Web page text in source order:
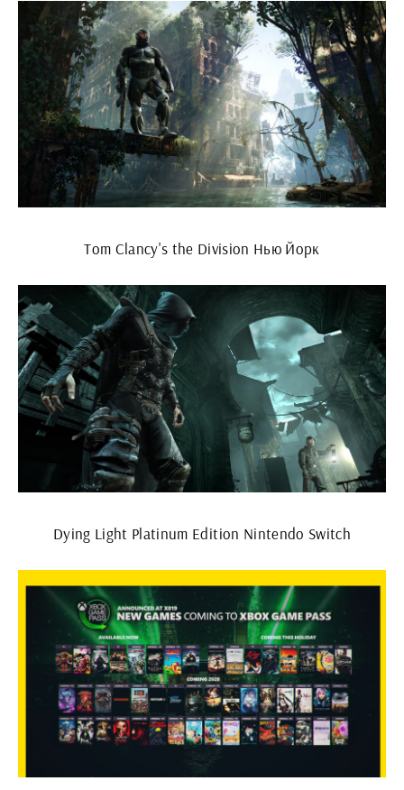
Tom Clancy's the Division Нью Йорк
Dying Light Platinum Edition Nintendo Switch